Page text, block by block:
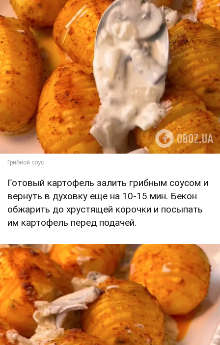
Готовый картофель залить грибным соусом и
вернуть в духовку еще на 10-15 мин. Бекон
обжарить до хрустящей корочки и посыпать
им картофель перед подачей.